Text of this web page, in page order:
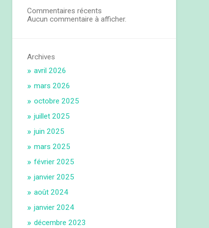
Commentaires récents
Aucun commentaire à afficher.
Archives
avril 2026
mars 2026
octobre 2025
juillet 2025
juin 2025
mars 2025
février 2025
janvier 2025
août 2024
janvier 2024
décembre 2023